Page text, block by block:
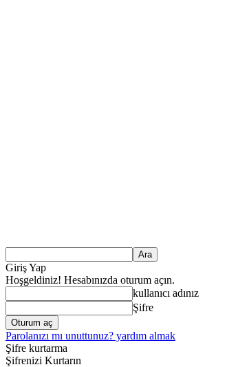
Giriş Yap
Hoşgeldiniz! Hesabınızda oturum açın.
kullanıcı adınız
Şifre
Parolanızı mı unuttunuz? yardım almak
Şifre kurtarma
Şifrenizi Kurtarın